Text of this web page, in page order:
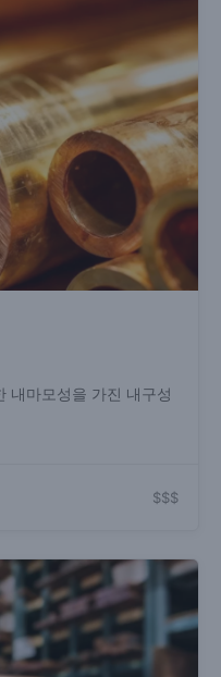
내마모성을 가진 내구성
$$$